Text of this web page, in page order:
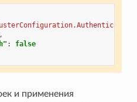
:
false
и применения